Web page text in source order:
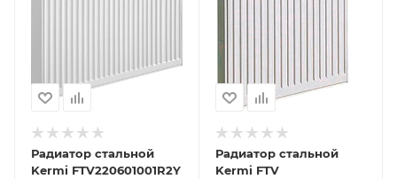
Радиатор стальной
Kermi FTV220601001R2Y
Радиатор стальной
Kermi FTV